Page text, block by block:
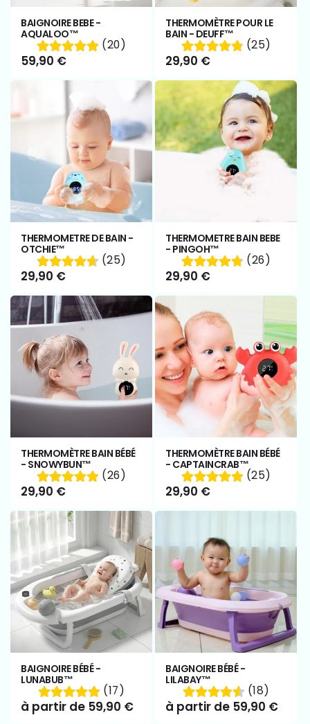
BAIGNOIRE BEBE -
AQUALOO™
(20)
Prix
59,90 €
THERMOMÈTRE POUR LE
BAIN - DEUFF™
(25)
Prix
29,90 €
THERMOMETRE DE BAIN -
OTCHIE™
(25)
Prix
29,90 €
THERMOMETRE BAIN BEBE
- PINGOH™
(26)
Prix
29,90 €
THERMOMÈTRE BAIN BÉBÉ
- SNOWYBUN™
(26)
Prix
29,90 €
THERMOMÈTRE BAIN BÉBÉ
- CAPTAINCRAB™
(25)
Prix
29,90 €
BAIGNOIRE BÉBÉ -
LUNABUB™
(17)
Prix
habituel
à partir de 59,90 €
BAIGNOIRE BÉBÉ -
LILABAY™
(18)
Prix
habituel
à partir de 59,90 €